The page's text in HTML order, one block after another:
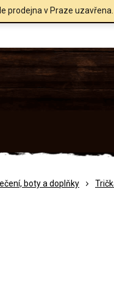
prodejna v Praze
boty a doplňky